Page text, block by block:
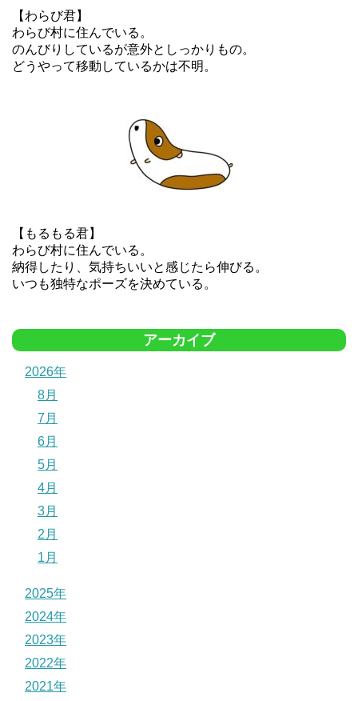
【わらび君】
わらび村に住んでいる。
のんびりしているが意外としっかりもの。
どうやって移動しているかは不明。
【もるもる君】
わらび村に住んでいる。
納得したり、気持ちいいと感じたら伸びる。
いつも独特なポーズを決めている。
アーカイブ
2026年
8月
7月
6月
5月
4月
3月
2月
1月
2025年
2024年
2023年
2022年
2021年